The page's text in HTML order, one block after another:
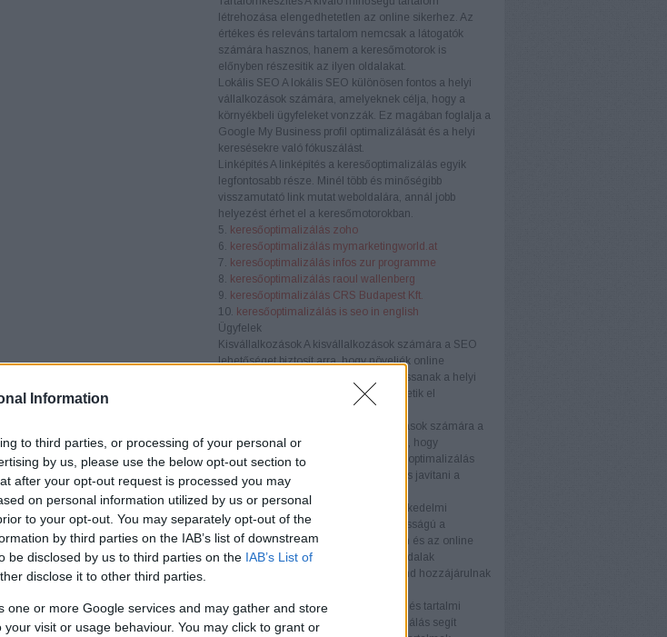
Information
to third parties, or processing of your personal or
by us, please use the below opt-out section to
after your opt-out request is processed you may
on personal information utilized by us or personal
to your opt-out. You may separately opt-out of the
by third parties on the IAB’s list of downstream
be disclosed by us to third parties on the IAB’s List of
disclose it to other third parties.
one or more Google services and may gather and store
visit or usage behaviour. You may click to grant or
létrehozása elengedhetetlen az online sikerhez. Az
értékes és releváns tartalom nemcsak a látogatók
számára hasznos, hanem a keresőmotorok is
előnyben részesítik az ilyen oldalakat.
Lokális SEO A lokális SEO különösen fontos a helyi
vállalkozások számára, amelyeknek célja, hogy a
környékbeli ügyfeleket vonzzák. Ez magában foglalja a
Google My Business profil optimalizálását és a helyi
keresésekre való fókuszálást.
LinképítésA linképítés a keresőoptimalizálás egyik
legfontosabb része. Minél több és minőségibb
visszamutató link mutat weboldalára, annál jobb
helyezést érhet el a keresőmotorokban.
5. keresőoptimalizálás zoho
6. keresőoptimalizálás mymarketingworld.at
7. keresőoptimalizálás infos zur programme
8. keresőoptimalizálás raoul wallenberg
9. keresőoptimalizálás CRS Budapest Kft.
10. keresőoptimalizálás is seo in english
Ügyfelek
KisvállalkozásokA kisvállalkozások számára a SEO
lehetőséget biztosít arra, hogy növeljék online
láthatóságukat és versenyelőnyhöz jussanak a helyi
piacon. Testreszabott stratégiákkal érhetik el
A középvállalkozások számára a
SEO átfogó megközelítése szükséges, hogy
versenyképesek maradjanak. A keresőoptimalizálás
segít növelni az organikus forgalmat és javítani a
konverziós arányt.
E-kereskedelmi webhelyek
Az e-kereskedelmi
webhelyek számára a SEO kulcsfontosságú a
termékek láthatóságának növelésében és az online
értékesítés fellendítésében. A termékoldalak
optimalizálása és a technikai SEO mind hozzájárulnak
Blogok és tartalmi webhelyek
A blogok és tartalmi
webhelyek számára a keresőoptimalizálás segít